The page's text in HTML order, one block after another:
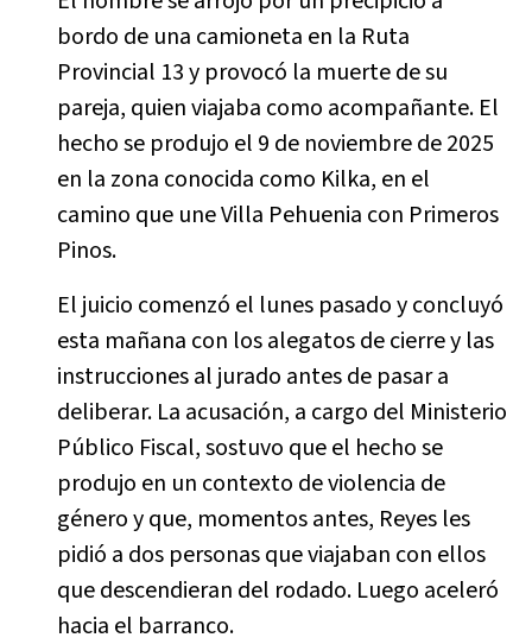
bordo de una camioneta en la Ruta
Provincial 13 y provocó la muerte de su
pareja, quien viajaba como acompañante. El
hecho se produjo el 9 de noviembre de 2025
en la zona conocida como Kilka, en el
camino que une Villa Pehuenia con Primeros
Pinos.
El juicio comenzó el lunes pasado y concluyó
esta mañana con los alegatos de cierre y las
instrucciones al jurado antes de pasar a
deliberar. La acusación, a cargo del Ministerio
Público Fiscal, sostuvo que el hecho se
produjo en un contexto de violencia de
género y que, momentos antes, Reyes les
pidió a dos personas que viajaban con ellos
que descendieran del rodado. Luego aceleró
hacia el barranco.